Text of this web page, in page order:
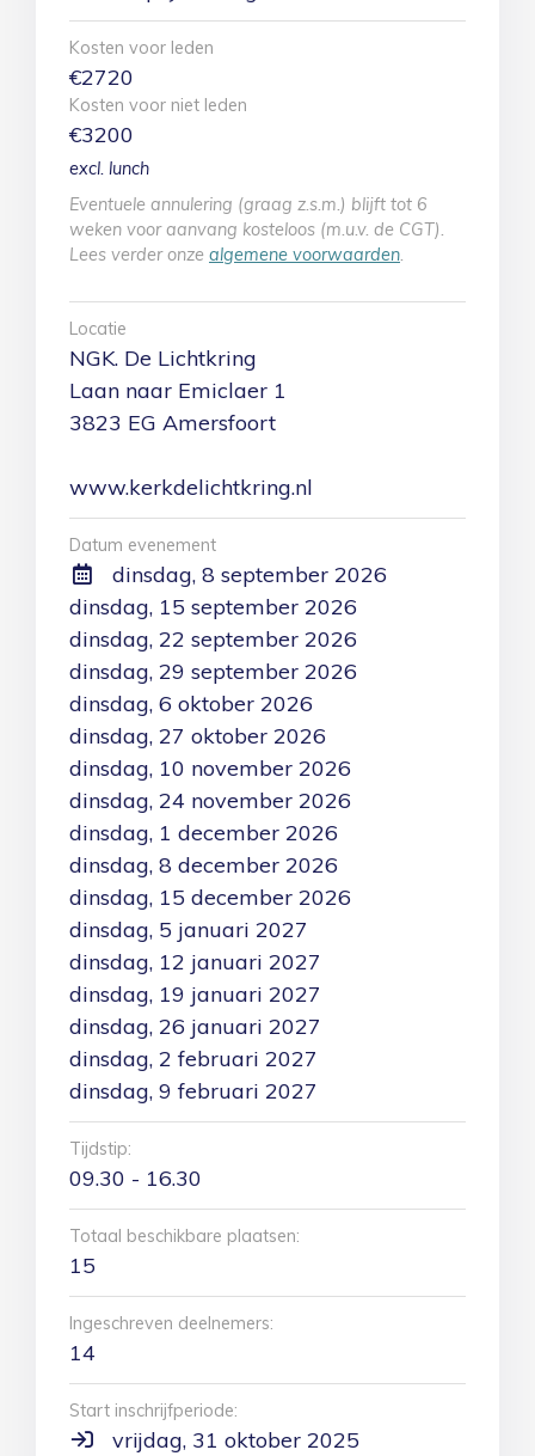
Kosten voor leden
€2720
Kosten voor niet leden
€3200
excl. lunch
Eventuele annulering (graag z.s.m.) blijft tot 6
weken voor aanvang kosteloos (m.u.v. de CGT).
Lees verder onze algemene voorwaarden.
Locatie
NGK. De Lichtkring
Laan naar Emiclaer 1
3823 EG Amersfoort
www.kerkdelichtkring.nl
Datum evenement
dinsdag, 8 september 2026
dinsdag, 15 september 2026
dinsdag, 22 september 2026
dinsdag, 29 september 2026
dinsdag, 6 oktober 2026
dinsdag, 27 oktober 2026
dinsdag, 10 november 2026
dinsdag, 24 november 2026
dinsdag, 1 december 2026
dinsdag, 8 december 2026
dinsdag, 15 december 2026
dinsdag, 5 januari 2027
dinsdag, 12 januari 2027
dinsdag, 19 januari 2027
dinsdag, 26 januari 2027
dinsdag, 2 februari 2027
dinsdag, 9 februari 2027
Tijdstip:
09.30 - 16.30
Totaal beschikbare plaatsen:
15
Ingeschreven deelnemers:
14
Start inschrijfperiode:
vrijdag, 31 oktober 2025